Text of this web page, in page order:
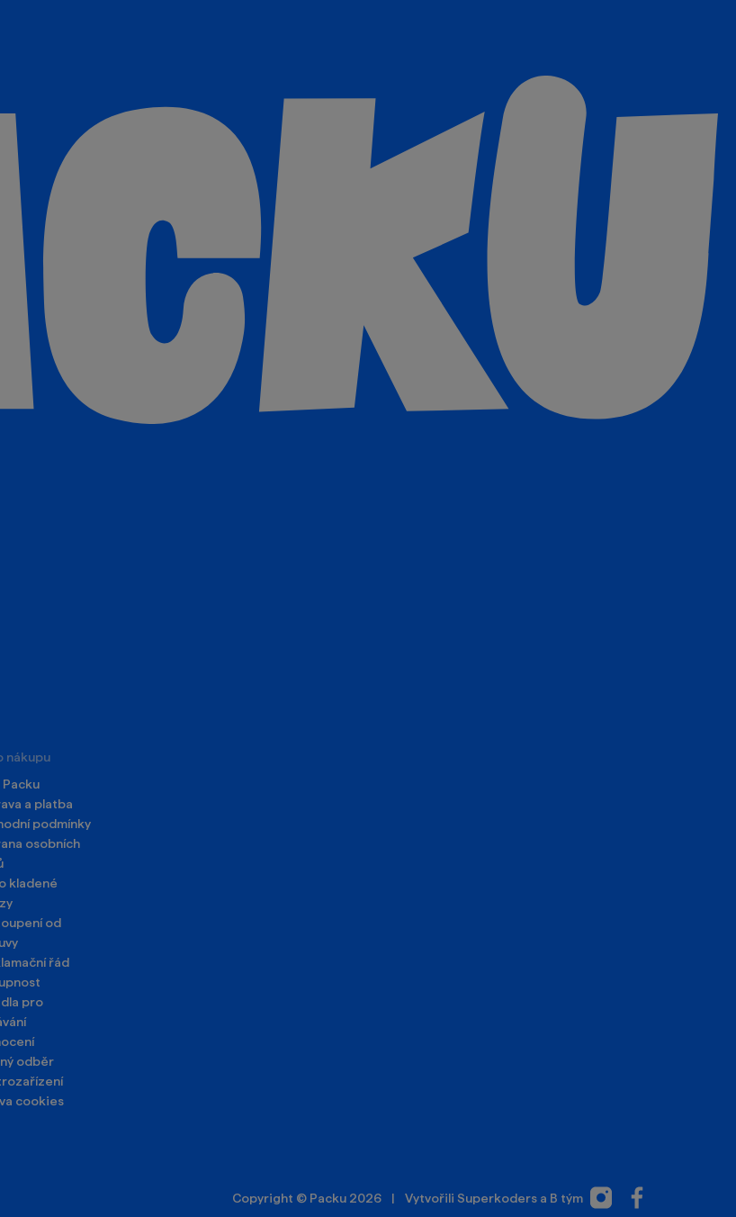
nákupu
a platba
podmínky
osobních
kladené
od
řád
pro
odběr
cookies
Copyright © Packu 2026 | Vytvořili Superkoders a B tým
InstagramFacebook